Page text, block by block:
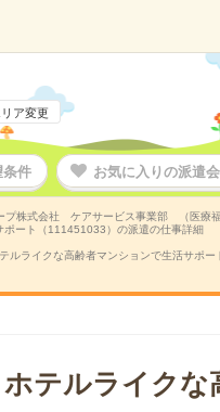
ア変更
件 お気に入りの派遣
プ株式会社 ケアサービス事業部 （医療福
ポート（111451033）の派遣の仕事詳細
ルライクな高齢者マンションで生活サポ
テルライク